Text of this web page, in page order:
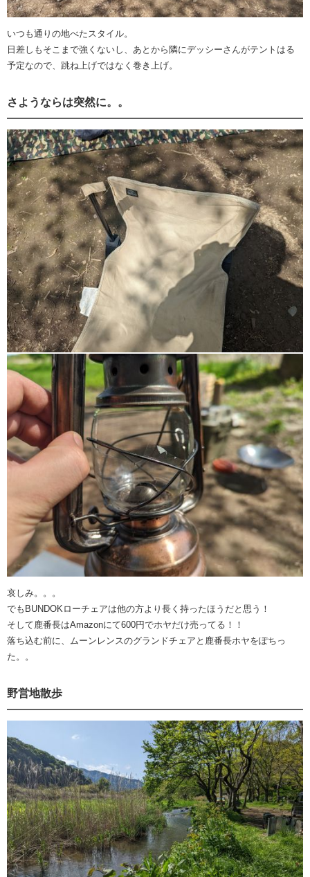
いつも通りの地べたスタイル。
日差しもそこまで強くないし、あとから隣にデッシーさんがテントはる
予定なので、跳ね上げではなく巻き上げ。
さようならは突然に。。
哀しみ。。。
でもBUNDOKローチェアは他の方より長く持ったほうだと思う！
そして鹿番長はAmazonにて600円でホヤだけ売ってる！！
落ち込む前に、ムーンレンスのグランドチェアと鹿番長ホヤをぽちっ
た。。
野営地散歩